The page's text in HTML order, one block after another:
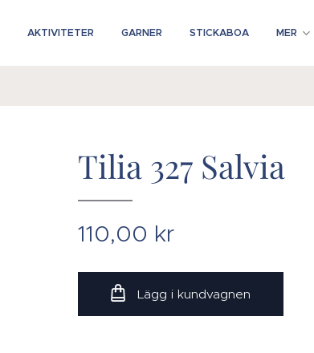
AKTIVITETER GARNER STICKABOA MER
Tilia 327 Salvia
110,00 kr
Lägg i kundvagnen